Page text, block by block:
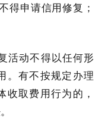
得申请信用修复 ；
活动不得以任何形
有不按规定办理
收取费用行为的 ，